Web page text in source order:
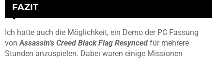
FAZIT
Ich hatte auch die Möglichkeit, ein Demo der PC Fassung
vonAssassin’s Creed Black Flag Resynced für mehrere
Stunden anzuspielen. Dabei waren einige Missionen